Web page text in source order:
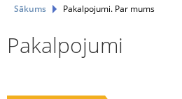
Sākums Pakalpojumi. Par mums
Pakalpojumi